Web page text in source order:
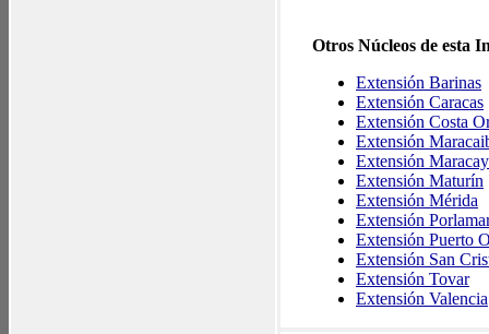
Otros Núcleos de esta
Extensión Barinas
Extensión Caracas
Extensión Costa
Extensión
Extensión Maracay
Extensión Maturín
Extensión Mérida
Extensión
Extensión Puerto
Extensión San
Extensión Tovar
Extensión Valencia